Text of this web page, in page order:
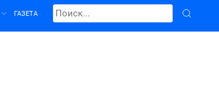
ГАЗЕТА